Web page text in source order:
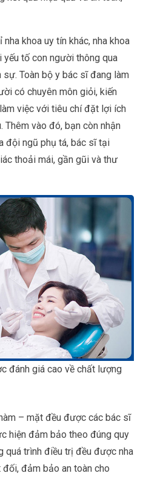
khoa uy tín khác, nha khoa
yếu tố con người thông qua
Toàn bộ y bác sĩ đang làm
có chuyên môn giỏi, kiến
việc với tiêu chí đặt lợi ích
Thêm vào đó, bạn còn nhận
đội ngũ phụ tá, bác sĩ tại
thoải mái, gần gũi và thư
đánh giá cao về chất lượng
– mặt đều được các bác sĩ
hiện đảm bảo theo đúng quy
quá trình điều trị đều được nha
đảm bảo an toàn cho